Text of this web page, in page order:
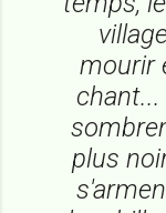
mourir
plus